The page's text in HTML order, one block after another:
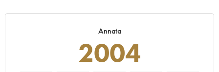
Annata
2004